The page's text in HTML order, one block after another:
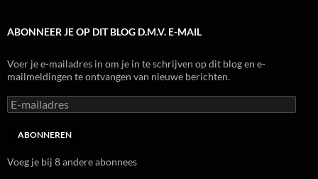
ABONNEER JE OP DIT BLOG D.M.V. E-MAIL
Voer je e-mailadres in om je in te schrijven op dit blog en e-
mailmeldingen te ontvangen van nieuwe berichten.
E-
mailadres
ABONNEREN
Voeg je bij 8 andere abonnees